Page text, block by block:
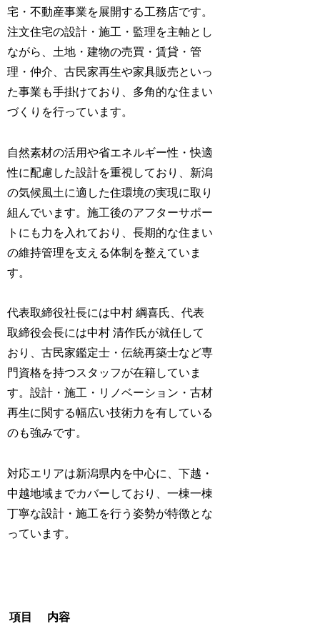
宅・不動産事業を展開する工務店です。
注文住宅の設計・施工・監理を主軸とし
ながら、土地・建物の売買・賃貸・管
理・仲介、古民家再生や家具販売といっ
た事業も手掛けており、多角的な住まい
づくりを行っています。
自然素材の活用や省エネルギー性・快適
性に配慮した設計を重視しており、新潟
の気候風土に適した住環境の実現に取り
組んでいます。施工後のアフターサポー
トにも力を入れており、長期的な住まい
の維持管理を支える体制を整えていま
す。
代表取締役社長には中村 綱喜氏、代表
取締役会長には中村 清作氏が就任して
おり、古民家鑑定士・伝統再築士など専
門資格を持つスタッフが在籍していま
す。設計・施工・リノベーション・古材
再生に関する幅広い技術力を有している
のも強みです。
対応エリアは新潟県内を中心に、下越・
中越地域までカバーしており、一棟一棟
丁寧な設計・施工を行う姿勢が特徴とな
っています。
項目 内容